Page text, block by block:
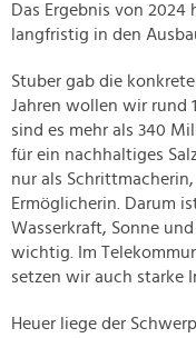
Das Ergebnis von 2024
langfristig in den
Stuber gab die
Jahren wollen wir rund
sind es mehr als 340
für ein nachhaltiges
nur als
Ermöglicherin. Darum
Wasserkraft, Sonne
wichtig. Im
setzen wir auch starke
Heuer liege der